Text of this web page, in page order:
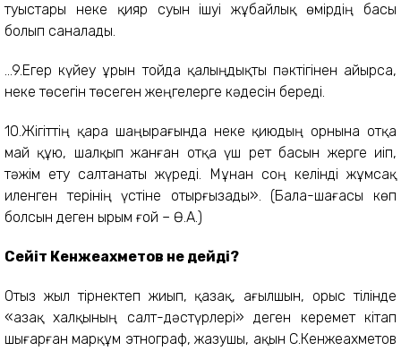
туыстары неке қияр суын ішуі жұбайлық өмірдің басы
болып саналады.
...9.Егер күйеу ұрын тойда қалыңдықты пәктігінен айырса,
неке төсегін төсеген жеңгелерге кәдесін береді.
10.Жігіттің қара шаңырағында неке қиюдың орнына отқа
май құю, шалқып жанған отқа үш рет басын жерге иіп,
тәжім ету салтанаты жүреді. Мұнан соң келінді жұмсақ
иленген терінің үстіне отырғызады». (Бала-шағасы көп
болсын деген ырым ғой – Ө.А.)
Сейіт Кенжеахметов не дейді?
Отыз жыл тірнектеп жиып, қазақ, ағылшын, орыс тілінде
«Қазақ халқының салт-дәстүрлері» деген керемет кітап
шығарған марқұм этнограф, жазушы, ақын С.Кенжеахметов